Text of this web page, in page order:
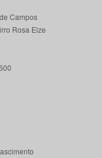
Campos
Rosa Elze